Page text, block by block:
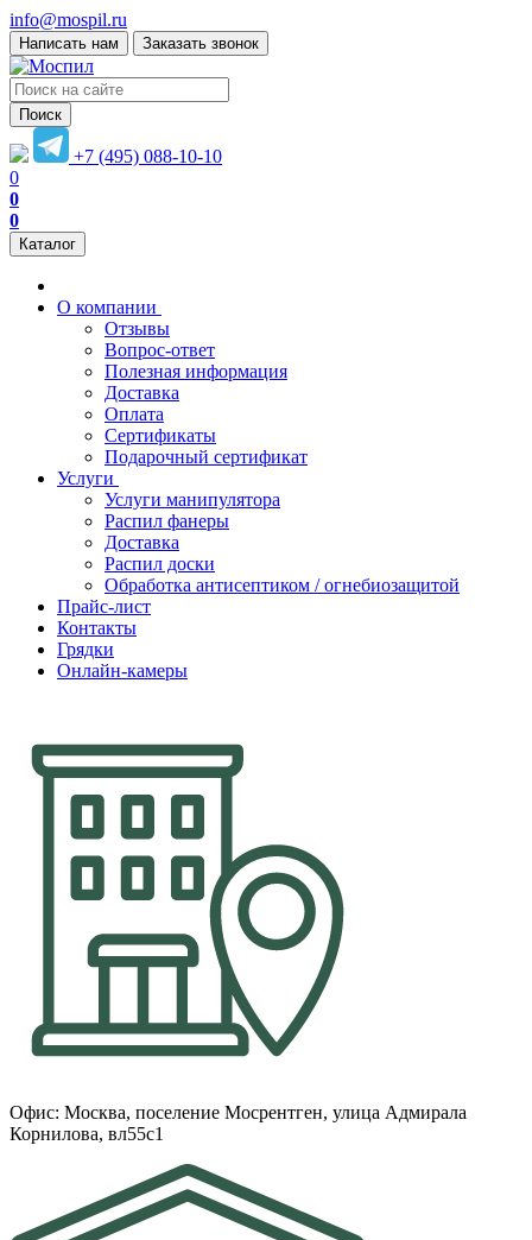
info@mospil.ru
Написать нам Заказать звонок
Поиск
+7 (495) 088-10-10
0
0
0
Каталог
О компании
Отзывы
Вопрос-ответ
Полезная информация
Доставка
Оплата
Сертификаты
Подарочный сертификат
Услуги
Услуги манипулятора
Распил фанеры
Доставка
Распил доски
Обработка антисептиком / огнебиозащитой
Прайс-лист
Контакты
Грядки
Онлайн-камеры
Офис: Москва, поселение Мосрентген, улица Адмирала
Корнилова, вл55с1